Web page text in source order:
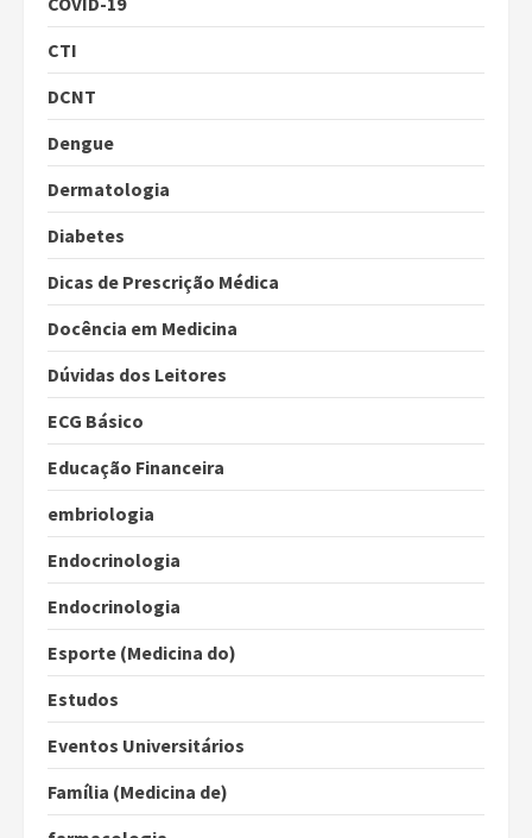
CTI
DCNT
Dengue
Dermatologia
Diabetes
Dicas de Prescrição Médica
Docência em Medicina
Dúvidas dos Leitores
ECG Básico
Educação Financeira
embriologia
Endocrinologia
Endocrinologia
Esporte (Medicina do)
Estudos
Eventos Universitários
Família (Medicina de)